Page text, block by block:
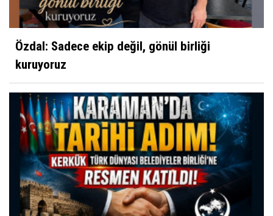
Özdal: Sadece ekip değil, gönül birliği
kuruyoruz